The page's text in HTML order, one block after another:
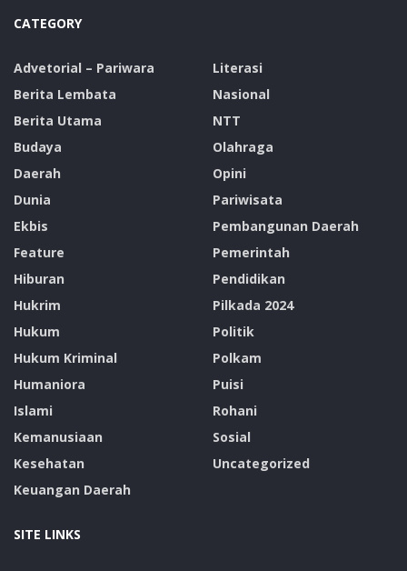
CATEGORY
Advetorial – Pariwara
Berita Lembata
Berita Utama
Budaya
Daerah
Dunia
Ekbis
Feature
Hiburan
Hukrim
Hukum
Hukum Kriminal
Humaniora
Islami
Kemanusiaan
Kesehatan
Keuangan Daerah
Literasi
Nasional
NTT
Olahraga
Opini
Pariwisata
Pembangunan Daerah
Pemerintah
Pendidikan
Pilkada 2024
Politik
Polkam
Puisi
Rohani
Sosial
Uncategorized
SITE LINKS